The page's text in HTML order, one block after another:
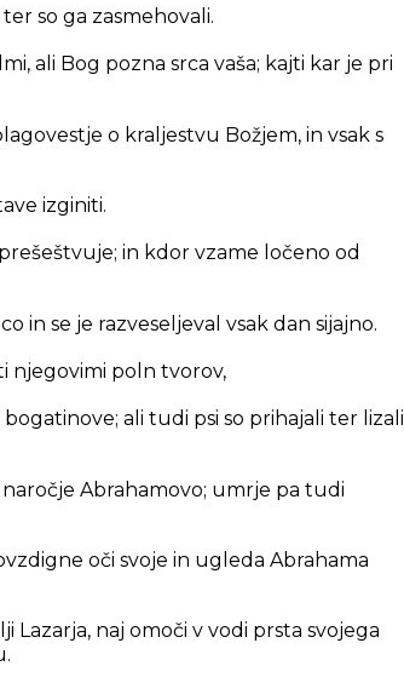
so ga zasmehovali.
ali Bog pozna srca vaša; kajti kar je pri
o kraljestvu Božjem, in vsak s
izginiti.
in kdor vzame ločeno od
in se je razveseljeval vsak dan sijajno.
njegovimi poln tvorov,
ali tudi psi so prihajali ter lizali
Abrahamovo; umrje pa tudi
oči svoje in ugleda Abrahama
Lazarja, naj omoči v vodi prsta svojega